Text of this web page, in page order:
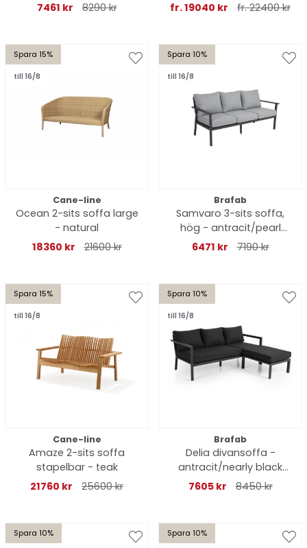
7461 kr
8290 kr
fr. 19040 kr
fr. 22400 kr
Spara 15%
till 16/8
Cane-line
Ocean 2-sits soffa large
- natural
18360 kr
21600 kr
Spara 10%
till 16/8
Brafab
Samvaro 3-sits soffa,
hög - antracit/pearl
grey dyna
6471 kr 7190 kr
Spara 15%
till 16/8
Cane-line
Amaze 2-sits soffa
stapelbar - teak
21760 kr
25600 kr
Spara 10%
till 16/8
Brafab
Delia divansoffa -
antracit/nearly black
dyna
7605 kr 8450 kr
Spara 10% Spara 10%